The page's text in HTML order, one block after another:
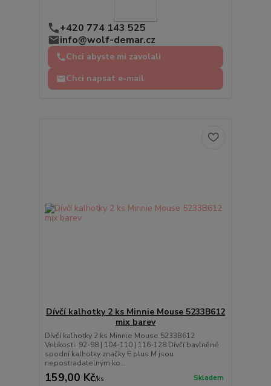
+420 774 143 525
info@wolf-demar.cz
Chci abyste mi zavolali
Chci napsat e-mail
Dívčí kalhotky 2 ks Minnie Mouse 5233B612
mix barev
Dívčí kalhotky 2 ks Minnie Mouse 5233B612
Velikosti: 92-98 | 104-110 | 116-128 Dívčí bavlněné
spodní kalhotky značky E plus M jsou
nepostradatelným ko...
159,00 Kč/ks Skladem